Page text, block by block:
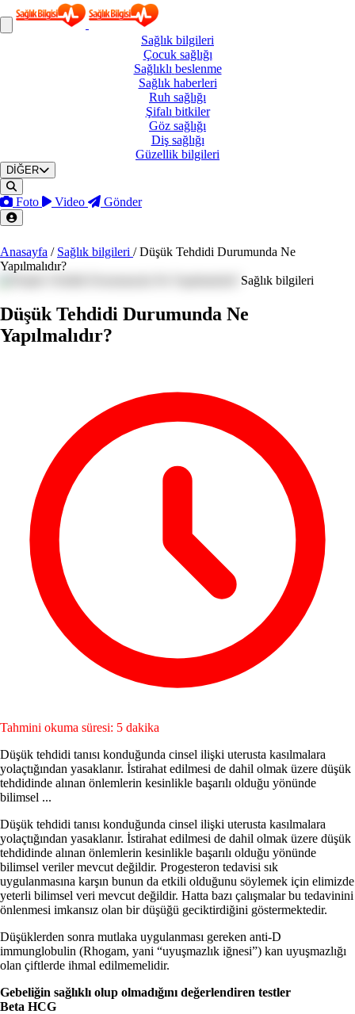
Sağlık bilgileri
Çocuk sağlığı
Sağlıklı beslenme
Sağlık haberleri
Ruh sağlığı
Şifalı bitkiler
Göz sağlığı
Diş sağlığı
Güzellik bilgileri
DİĞER
Foto Video Gönder
Anasayfa / Sağlık bilgileri / Düşük Tehdidi Durumunda Ne
Yapılmalıdır?
Sağlık bilgileri
Düşük Tehdidi Durumunda Ne
Yapılmalıdır?
Tahmini okuma süresi: 5 dakika
Düşük tehdidi tanısı konduğunda cinsel ilişki uterusta kasılmalara
yolaçtığından yasaklanır. İstirahat edilmesi de dahil olmak üzere düşük
tehdidinde alınan önlemlerin kesinlikle başarılı olduğu yönünde
bilimsel ...
Düşük tehdidi tanısı konduğunda cinsel ilişki uterusta kasılmalara
yolaçtığından yasaklanır. İstirahat edilmesi de dahil olmak üzere düşük
tehdidinde alınan önlemlerin kesinlikle başarılı olduğu yönünde
bilimsel veriler mevcut değildir. Progesteron tedavisi sık
uygulanmasına karşın bunun da etkili olduğunu söylemek için elimizde
yeterli bilimsel veri mevcut değildir. Hatta bazı çalışmalar bu tedavinini
önlenmesi imkansız olan bir düşüğü geciktirdiğini göstermektedir.
Düşüklerden sonra mutlaka uygulanması gereken anti-D
immunglobulin (Rhogam, yani “uyuşmazlık iğnesi”) kan uyuşmazlığı
olan çiftlerde ihmal edilmemelidir.
Gebeliğin sağlıklı olup olmadığını değerlendiren testler
Beta HCG